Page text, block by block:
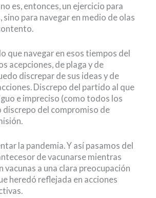
es, entonces, un ejercicio para
sino para navegar en medio de olas
que navegar en esos tiempos del
acepciones, de plaga y de
discrepar de sus ideas y de
Discrepo del partido al que
e impreciso (como todos los
discrepo del compromiso de
la pandemia. Y así pasamos del
de vacunarse mientras
vacunas a una clara preocupación
heredó reflejada en acciones